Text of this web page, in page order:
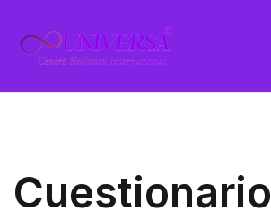
contenido
Cuestionario